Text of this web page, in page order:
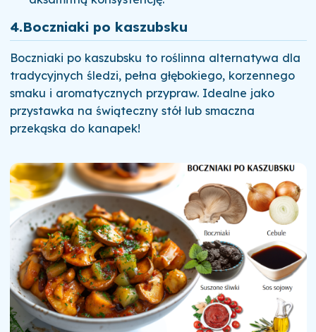
4.Boczniaki po kaszubsku
Boczniaki po kaszubsku to roślinna alternatywa dla
tradycyjnych śledzi, pełna głębokiego, korzennego
smaku i aromatycznych przypraw. Idealne jako
przystawka na świąteczny stół lub smaczna
przekąska do kanapek!